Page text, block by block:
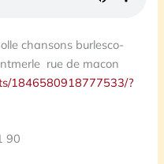
chansons burlesco-
rue de macon
1846580918777533/?
90